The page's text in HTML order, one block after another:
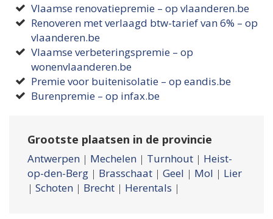
Vlaamse renovatiepremie – op vlaanderen.be
Renoveren met verlaagd btw-tarief van 6% – op
vlaanderen.be
Vlaamse verbeteringspremie – op
wonenvlaanderen.be
Premie voor buitenisolatie – op eandis.be
Burenpremie – op infax.be
Grootste plaatsen in de provincie
Antwerpen | Mechelen | Turnhout | Heist-
op-den-Berg | Brasschaat | Geel | Mol | Lier
| Schoten | Brecht | Herentals |